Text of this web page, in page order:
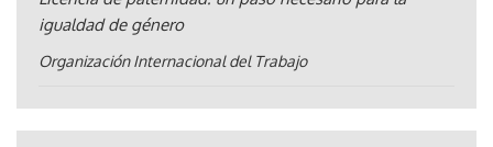
igualdad de género
Organización Internacional del Trabajo